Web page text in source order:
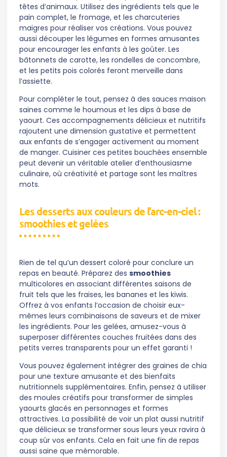
têtes d’animaux. Utilisez des ingrédients tels que le
pain complet, le fromage, et les charcuteries
maigres pour réaliser vos créations. Vous pouvez
aussi découper les légumes en formes amusantes
pour encourager les enfants à les goûter. Les
bâtonnets de carotte, les rondelles de concombre,
et les petits pois colorés feront merveille dans
l’assiette.
Pour compléter le tout, pensez à des sauces maison
saines comme le houmous et les dips à base de
yaourt. Ces accompagnements délicieux et nutritifs
rajoutent une dimension gustative et permettent
aux enfants de s’engager activement au moment
de manger. Cuisiner ces petites bouchées ensemble
peut devenir un véritable atelier d’enthousiasme
culinaire, où créativité et partage sont les maîtres
mots.
Les desserts aux couleurs de l’arc-en-ciel :
smoothies et gelées
Rien de tel qu’un dessert coloré pour conclure un
repas en beauté. Préparez des smoothies
multicolores en associant différentes saisons de
fruit tels que les fraises, les bananes et les kiwis.
Offrez à vos enfants l’occasion de choisir eux-
mêmes leurs combinaisons de saveurs et de mixer
les ingrédients. Pour les gelées, amusez-vous à
superposer différentes couches fruitées dans des
petits verres transparents pour un effet garanti !
Vous pouvez également intégrer des graines de chia
pour une texture amusante et des bienfaits
nutritionnels supplémentaires. Enfin, pensez à utiliser
des moules créatifs pour transformer de simples
yaourts glacés en personnages et formes
attractives. La possibilité de voir un plat aussi nutritif
que délicieux se transformer sous leurs yeux ravira à
coup sûr vos enfants. Cela en fait une fin de repas
aussi saine que mémorable.